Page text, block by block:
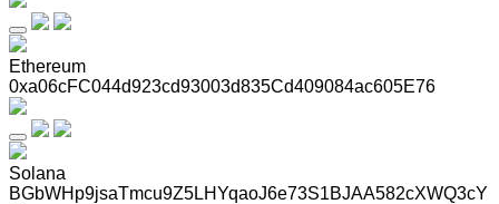
Ethereum
0xa06cFC044d923cd93003d835Cd409084ac605E76
Solana
BGbWHp9jsaTmcu9Z5LHYqaoJ6e73S1BJAA582cXWQ3cY